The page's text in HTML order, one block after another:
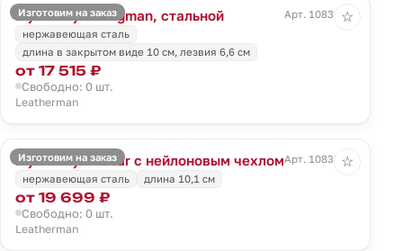
Изготовим на заказ
Мультитул Wingman, стальной
Арт. 10834.10
нержавеющая сталь
длина в закрытом виде 10 см, лезвия 6,6 см
от 17 515 ₽
Свободно: 0 шт.
Leatherman
☆
Изготовим на заказ
Мультитул Rebar с нейлоновым чехломАрт. 10838.10
нержавеющая сталь
длина 10,1 см
от 19 699 ₽
Свободно: 0 шт.
Leatherman
☆